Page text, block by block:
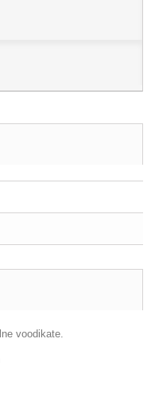
voodikate.